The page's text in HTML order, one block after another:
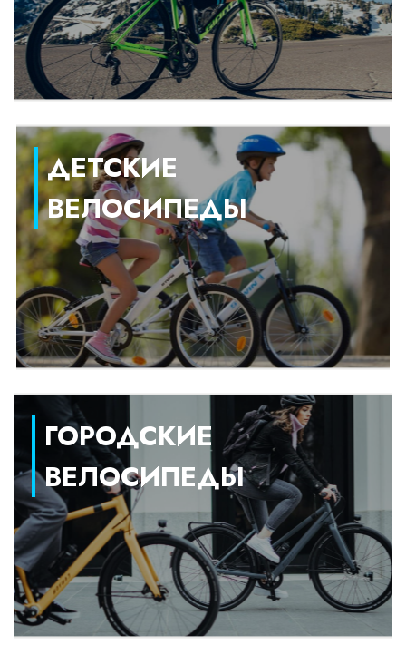
ДЕТСКИЕ
ВЕЛОСИПЕДЫ
ГОРОДСКИЕ
ВЕЛОСИПЕДЫ